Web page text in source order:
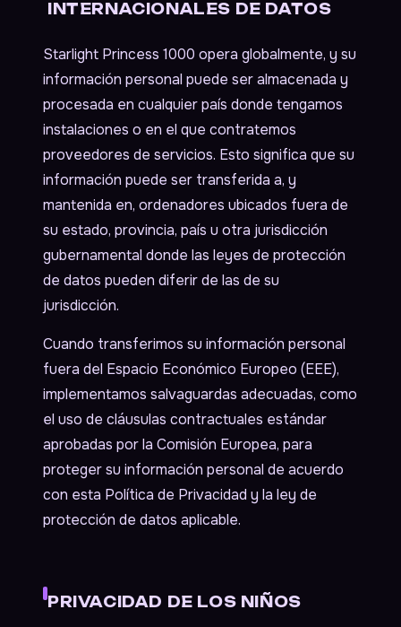
INTERNACIONALES DE DATOS
Starlight Princess 1000 opera globalmente, y su
información personal puede ser almacenada y
procesada en cualquier país donde tengamos
instalaciones o en el que contratemos
proveedores de servicios. Esto significa que su
información puede ser transferida a, y
mantenida en, ordenadores ubicados fuera de
su estado, provincia, país u otra jurisdicción
gubernamental donde las leyes de protección
de datos pueden diferir de las de su
jurisdicción.
Cuando transferimos su información personal
fuera del Espacio Económico Europeo (EEE),
implementamos salvaguardas adecuadas, como
el uso de cláusulas contractuales estándar
aprobadas por la Comisión Europea, para
proteger su información personal de acuerdo
con esta Política de Privacidad y la ley de
protección de datos aplicable.
PRIVACIDAD DE LOS NIÑOS